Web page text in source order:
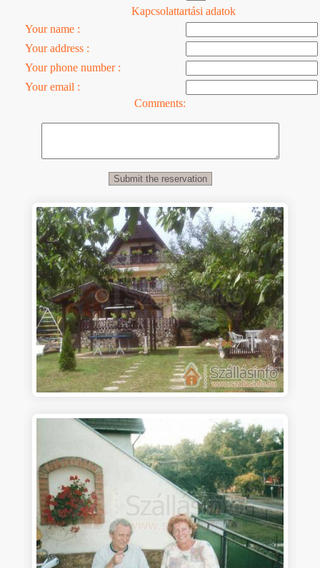
Kapcsolattartási adatok
Your name :
Your address :
Your phone number :
Your email :
Comments: